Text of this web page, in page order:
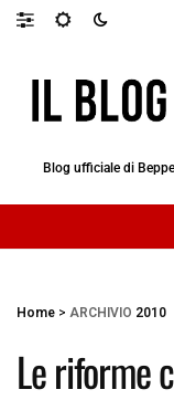
Blog ufficiale di
Home > ARCHIVIO 2010
Le riforme